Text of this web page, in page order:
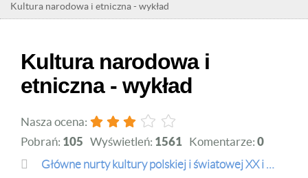
Kultura narodowa i etniczna - wykład
Kultura narodowa i
etniczna - wykład
Nasza ocena:
Pobrań: 105 Wyświetleń: 1561 Komentarze: 0
Główne nurty kultury polskiej i światowej XX i XXI wieku